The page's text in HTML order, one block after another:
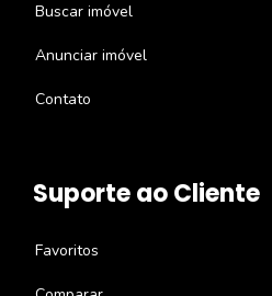
Buscar imóvel
Anunciar imóvel
Contato
Suporte ao Cliente
Favoritos